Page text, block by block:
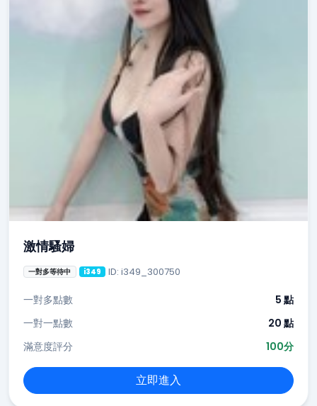
激情騷婦
一對多等待中 i349 ID: i349_300750
一對多點數
5 點
一對一點數
20 點
滿意度評分
100分
立即進入